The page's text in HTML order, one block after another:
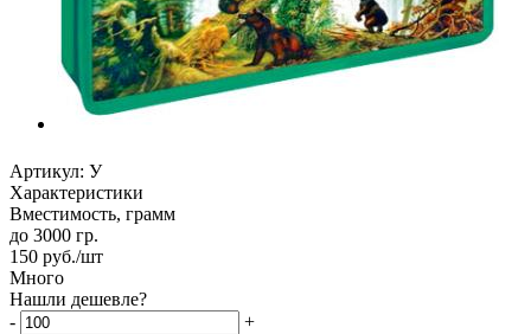
Артикул: У
Характеристики
Вместимость, грамм
до 3000 гр.
150 руб./шт
Много
Нашли дешевле?
-
+